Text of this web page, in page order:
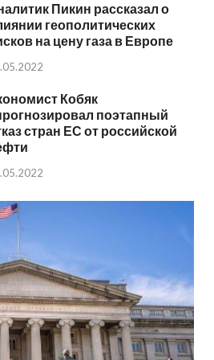
Пикин рассказал о
геополитических
на цену газа в Европе
Кобяк
поэтапный
стран ЕС от российской